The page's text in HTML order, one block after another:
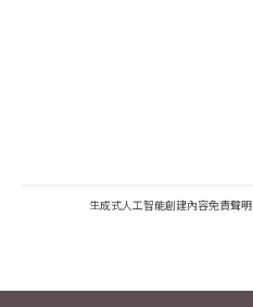
生成式人工智能創建內容免責聲明